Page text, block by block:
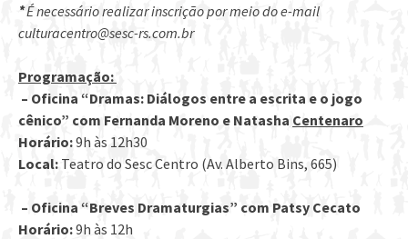
*É necessário realizar inscrição por meio do e-mail
culturacentro@sesc-rs.com.br
Programação:
– Oficina “Dramas: Diálogos entre a escrita e o jogo
cênico” com Fernanda Moreno e Natasha Centenaro
Horário:9h às 12h30
Local: Teatro do Sesc Centro (Av. Alberto Bins, 665)
– Oficina “Breves Dramaturgias” com Patsy Cecato
Horário:9h às 12h